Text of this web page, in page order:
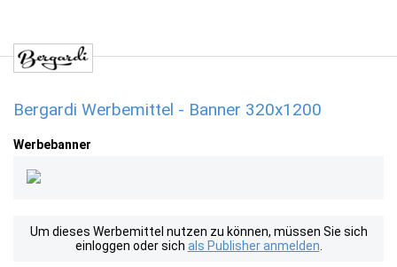
Bergardi Werbemittel - Banner 320x1200
Werbebanner
Um dieses Werbemittel nutzen zu können, müssen Sie sich
einloggen oder sich als Publisher anmelden